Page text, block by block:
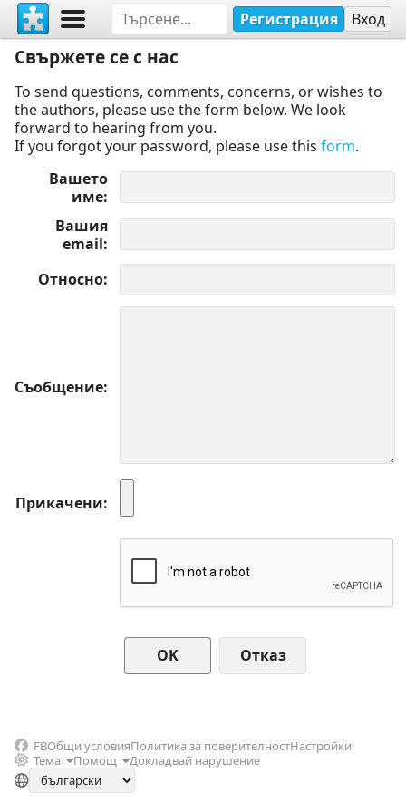
Регистрация Вход
Свържете се с нас
To send questions, comments, concerns, or wishes to
the authors, please use the form below. We look
forward to hearing from you.
If you forgot your password, please use this form.
Вашето
име
Вашия
email
Относно
Съобщение
Прикачени
Отказ
FBОбщи условияПолитика за поверителностНастройки
Тема
Помощ Докладвай нарушение